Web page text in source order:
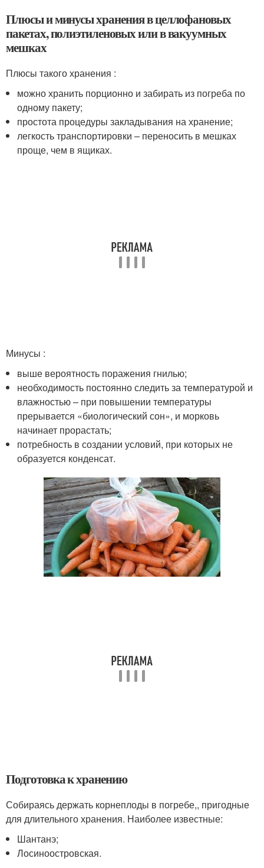
Плюсы и минусы хранения в целлофановых
пакетах, полиэтиленовых или в вакуумных
мешках
Плюсы такого хранения :
можно хранить порционно и забирать из погреба по
одному пакету;
простота процедуры закладывания на хранение;
легкость транспортировки – переносить в мешках
проще, чем в ящиках.
Минусы :
выше вероятность поражения гнилью;
необходимость постоянно следить за температурой и
влажностью – при повышении температуры
прерывается «биологический сон», и морковь
начинает прорастать;
потребность в создании условий, при которых не
образуется конденсат.
Подготовка к хранению
Собираясь держать корнеплоды в погребе,, пригодные
для длительного хранения. Наиболее известные:
Шантанэ;
Лосиноостровская.